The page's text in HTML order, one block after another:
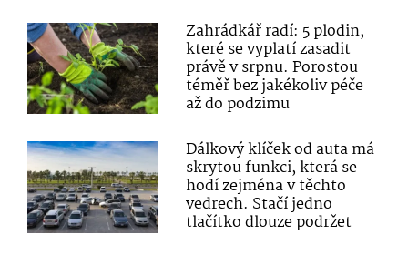
Zahrádkář radí: 5 plodin,
které se vyplatí zasadit
právě v srpnu. Porostou
téměř bez jakékoliv péče
až do podzimu
Dálkový klíček od auta má
skrytou funkci, která se
hodí zejména v těchto
vedrech. Stačí jedno
tlačítko dlouze podržet